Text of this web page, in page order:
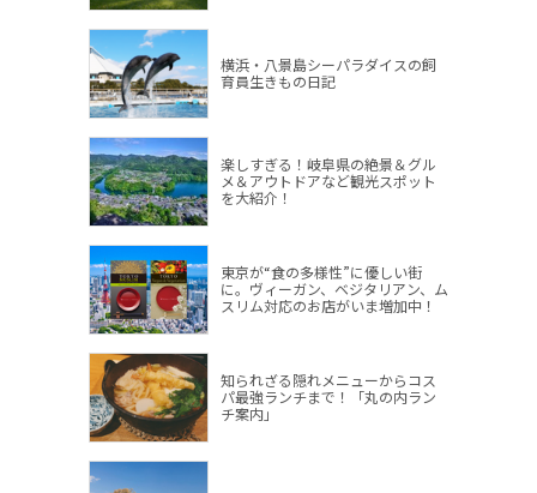
横浜・八景島シーパラダイスの飼
育員生きもの日記
楽しすぎる！岐阜県の絶景＆グル
メ＆アウトドアなど観光スポット
を大紹介！
東京が“食の多様性”に優しい街
に。ヴィーガン、ベジタリアン、ム
スリム対応のお店がいま増加中！
知られざる隠れメニューからコス
パ最強ランチまで！「丸の内ラン
チ案内」